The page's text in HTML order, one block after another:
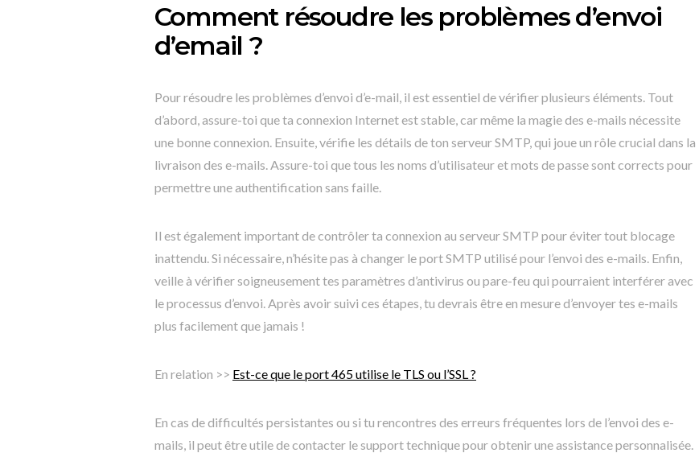
Comment résoudre les problèmes d’envoi
d’email ?
Pour résoudre les problèmes d’envoi d’e-mail, il est essentiel de vérifier plusieurs éléments. Tout
d’abord, assure-toi que ta connexion Internet est stable, car même la magie des e-mails nécessite
une bonne connexion. Ensuite, vérifie les détails de ton serveur SMTP, qui joue un rôle crucial dans la
livraison des e-mails. Assure-toi que tous les noms d’utilisateur et mots de passe sont corrects pour
permettre une authentification sans faille.
Il est également important de contrôler ta connexion au serveur SMTP pour éviter tout blocage
inattendu. Si nécessaire, n’hésite pas à changer le port SMTP utilisé pour l’envoi des e-mails. Enfin,
veille à vérifier soigneusement tes paramètres d’antivirus ou pare-feu qui pourraient interférer avec
le processus d’envoi. Après avoir suivi ces étapes, tu devrais être en mesure d’envoyer tes e-mails
plus facilement que jamais !
En relation >> Est-ce que le port 465 utilise le TLS ou l’SSL ?
En cas de difficultés persistantes ou si tu rencontres des erreurs fréquentes lors de l’envoi des e-
mails, il peut être utile de contacter le support technique pour obtenir une assistance personnalisée.